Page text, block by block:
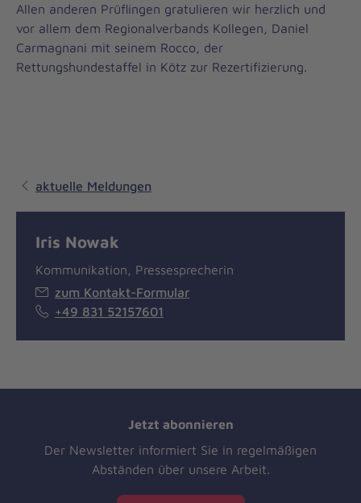
Allen anderen Prüflingen gratulieren wir herzlich und
vor allem dem Regionalverbands Kollegen, Daniel
Carmagnani mit seinem Rocco, der
Rettungshundestaffel in Kötz zur Rezertifizierung.
aktuelle Meldungen
Iris Nowak
Kommunikation, Pressesprecherin
zum Kontakt-Formular
+49 831 52157601
Jetzt abonnieren
Der Newsletter informiert Sie in regelmäßigen
Abständen über unsere Arbeit.